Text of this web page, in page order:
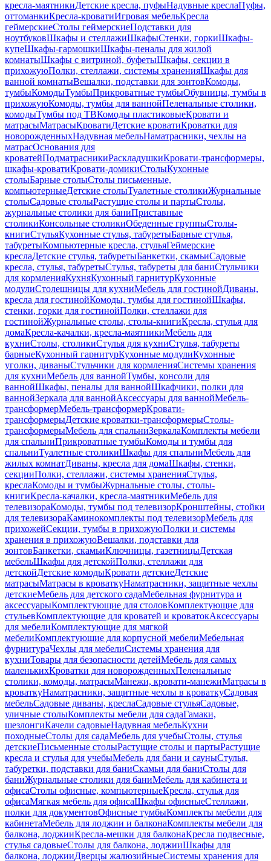
кресла-маятникиДетские кресла, пуфыНадувные креслаПуфы,
оттоманкиКресла-кроватиИгровая мебельКресла
геймерскиеСтолы геймерскиеПодставки для
ноутбуковШкафы и стеллажиШкафыСтенки, горкиШкафы-
купеШкафы-гармошкиШкафы-пеналы для жилой
комнатыШкафы с витриной, буфетыШкафы, секции в
прихожуюПолки, стеллажи, системы храненияШкафы для
ванной комнатыВешалки, подставки для зонтовКомоды,
тумбыКомодыТумбыПрикроватные тумбыОбувницы, тумбы в
прихожуюКомоды, тумбы для ваннойПеленальные столики,
комодыТумбы под ТВКомоды пластиковыеКровати и
матрасыМатрасыКроватиДетские кроватиКроватки для
новорожденныхНадувная мебельНаматрасники, чехлы на
матрасОснования для
кроватейПодматрасникиРаскладушкиКровати-трансформеры,
шкафы-кроватиКровати-домикиСтолыКухонные
столыБарные столыСтолы письменные,
компьютерныеДетские столыТуалетные столикиЖурнальные
столыСадовые столыРастущие столы и партыСтолы,
журнальные столики для баниПриставные
столикиКонсольные столикиОбеденные группыСтолы-
книгиСтульяКухонные стулья, табуретыБарные стулья,
табуретыКомпьютерные кресла, стульяГеймерские
креслаДетские стулья, табуретыБанкетки, скамьиСадовые
кресла, стулья, табуретыСтулья, табуреты для баниСтульчики
для кормленияКухняКухонный гарнитурКухонные
модулиСтолешницы для кухниМебель для гостинойДиваны,
кресла для гостинойКомоды, тумбы для гостинойШкафы,
стенки, горки для гостинойПолки, стеллажи для
гостинойЖурнальные столы, столы-книгиКресла, стулья для
домаКресла-качалки, кресла-маятникиМебель для
кухниСтолы, столикиСтулья для кухниСтулья, табуреты
барныеКухонный гарнитурКухонные модулиКухонные
уголки, диваныСтульчики для кормленияСистемы хранения
для кухниМебель для ваннойТумбы, консоли для
ваннойШкафы, пеналы для ваннойШкафчики, полки для
ваннойЗеркала для ваннойАксессуары для ваннойМебель-
трансформерМебель-трансформерКровати-
трансформерыДетские кроватки-трансформерыСтолы-
трансформерыМебель для спальниЗеркалаКомплекты мебели
для спальниПрикроватные тумбыКомоды и тумбы для
спальниТуалетные столикиШкафы для спальниМебель для
жилых комнатДиваны, кресла для домаШкафы, стенки,
секцииПолки, стеллажи, системы храненияСтулья,
креслаКомоды и тумбыЖурнальные столы, столы-
книгиКресла-качалки, кресла-маятникиМебель для
телевизораКомоды, тумбы под телевизорКронштейны, стойки
для телевизораКаминокомплекты под телевизорМебель для
прихожейСекции, тумбы в прихожуюПолки и системы
хранения в прихожуюВешалки, подставки для
зонтовБанкетки, скамьиКлючницы, газетницыДетская
мебельШкафы для детскойПолки, стеллажи для
детскойДетские комодыКровати детскиеДетские
матрасыМатрасы в кроваткуНаматрасники, защитные чехлы
детскиеМебель для детского садаМебельная фурнитура и
аксессуарыКомплектующие для столовКомплектующие для
стульевКомплектующие для кроватей и кроватокАксессуары
для мебелиКомплектующие для мягкой
мебелиКомплектующие для корпусной мебелиМебельная
фурнитураЧехлы для мебелиСистемы хранения для
кухниТовары для безопасности детейМебель для самых
маленькихКроватки для новорожденныхПеленальные
столики, комоды, матрасыМанежи, кровати-манежиМатрасы в
кроваткуНаматрасники, защитные чехлы в кроваткуСадовая
мебельСадовые диваны, креслаСадовые стульяСадовые,
уличные столыКомплекты мебели для садаГамаки,
шезлонгиКачели садовыеНадувная мебельКухни
походныеСтолы для садаМебель для учебыСтолы, стулья
детскиеПисьменные столыРастущие столы и партыРастущие
кресла и стулья для учебыМебель для бани и сауныСтулья,
табуретки, подставки для баниСкамьи для баниСтолы для
баниЖурнальные столики для баниМебель для кабинета и
офисаСтолы офисные, компьютерныеКресла, стулья для
офисаМягкая мебель для офисаШкафы офисныеСтеллажи,
полки для документовОфисные тумбыКомплекты мебели для
кабинетаМебель для лоджии и балконаКомплекты мебели для
балкона, лоджииКресла-мешки для балконаКресла подвесные,
стулья садовыеСтолы для балкона, лоджииШкафы для
балкона, лоджииДверцы жалюзийныеСистемы хранения для